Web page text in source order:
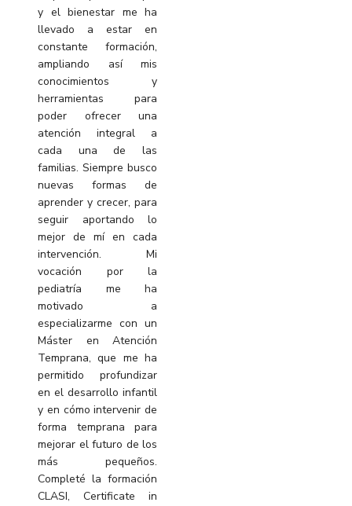
y el bienestar me ha
llevado a estar en
constante formación,
ampliando así mis
conocimientos y
herramientas para
poder ofrecer una
atención integral a
cada una de las
familias. Siempre busco
nuevas formas de
aprender y crecer, para
seguir aportando lo
mejor de mí en cada
intervención. Mi
vocación por la
pediatría me ha
motivado a
especializarme con un
Máster en Atención
Temprana, que me ha
permitido profundizar
en el desarrollo infantil
y en cómo intervenir de
forma temprana para
mejorar el futuro de los
más pequeños.
Completé la formación
CLASI, Certificate in